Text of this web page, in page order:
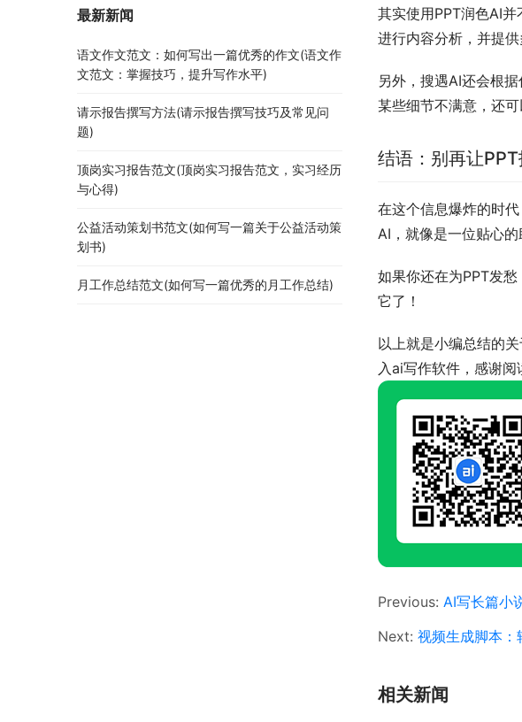
其实使用PPT润色AI
进行内容分析，并提
另外，搜遇AI还会根
某些细节不满意，还
结语：别再让PPT
在这个信息爆炸的时
AI，就像是一位贴心的
如果你还在为PPT发
它了！
以上就是小编总结的
入ai写作软件，感谢阅
Previous: AI写长篇小
Next: 视频生成脚本：
相关新闻
最新新闻
语文作文范文：如何写出一篇优秀的作文(语文作
文范文：掌握技巧，提升写作水平)
请示报告撰写方法(请示报告撰写技巧及常见问
题)
顶岗实习报告范文(顶岗实习报告范文，实习经历
与心得)
公益活动策划书范文(如何写一篇关于公益活动策
划书)
月工作总结范文(如何写一篇优秀的月工作总结)